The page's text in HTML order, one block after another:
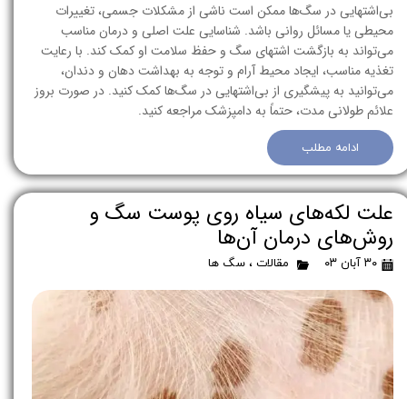
بی‌اشتهایی در سگ‌ها ممکن است ناشی از مشکلات جسمی، تغییرات
محیطی یا مسائل روانی باشد. شناسایی علت اصلی و درمان مناسب
می‌تواند به بازگشت اشتهای سگ و حفظ سلامت او کمک کند. با رعایت
تغذیه مناسب، ایجاد محیط آرام و توجه به بهداشت دهان و دندان،
می‌توانید به پیشگیری از بی‌اشتهایی در سگ‌ها کمک کنید. در صورت بروز
علائم طولانی مدت، حتماً به دامپزشک مراجعه کنید.
ادامه مطلب
علت لکه‌های سیاه روی پوست سگ و
روش‌های درمان آن‌ها
۳۰ آبان ۰۳ مقالات ، سگ ها